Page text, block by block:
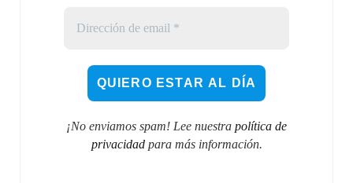
¡No enviamos spam! Lee nuestra política de
privacidadpara más información.